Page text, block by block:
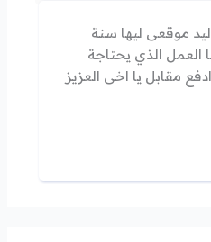
مساعد با استا1 وليد موقعى ليها سنة
الذي يحتاجة
مقابل يا اخى العزيز